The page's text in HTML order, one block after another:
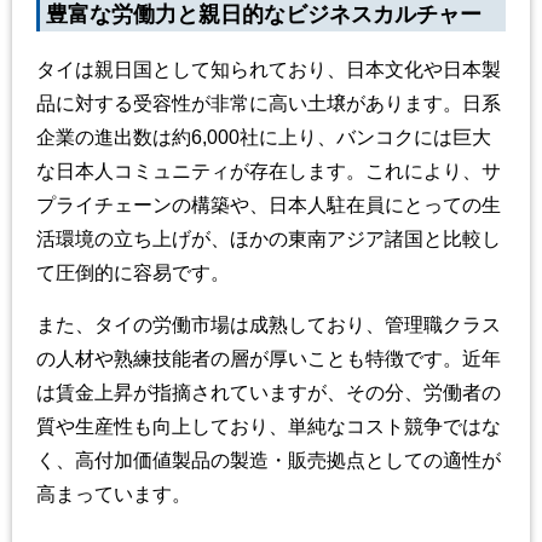
豊富な労働力と親日的なビジネスカルチャー
タイは親日国として知られており、日本文化や日本製
品に対する受容性が非常に高い土壌があります。日系
企業の進出数は約6,000社に上り、バンコクには巨大
な日本人コミュニティが存在します。これにより、サ
プライチェーンの構築や、日本人駐在員にとっての生
活環境の立ち上げが、ほかの東南アジア諸国と比較し
て圧倒的に容易です。
また、タイの労働市場は成熟しており、管理職クラス
の人材や熟練技能者の層が厚いことも特徴です。近年
は賃金上昇が指摘されていますが、その分、労働者の
質や生産性も向上しており、単純なコスト競争ではな
く、高付加価値製品の製造・販売拠点としての適性が
高まっています。